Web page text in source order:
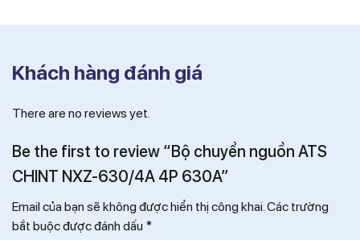
Khách hàng đánh giá
There are no reviews yet.
Be the first to review “Bộ chuyển nguồn ATS
CHINT NXZ-630/4A 4P 630A”
Email của bạn sẽ không được hiển thị công khai. Các trường
bắt buộc được đánh dấu *